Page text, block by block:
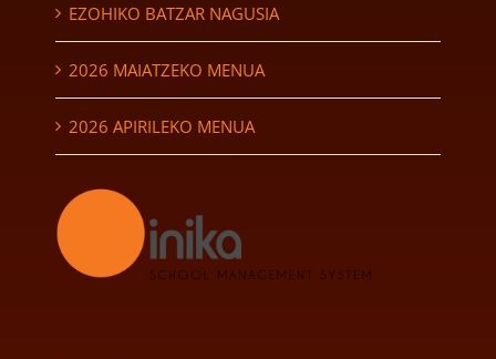
EZOHIKO BATZAR NAGUSIA
2026 MAIATZEKO MENUA
2026 APIRILEKO MENUA